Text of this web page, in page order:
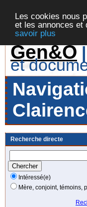
Les cookies nous
et les annonces et
savoir plus
Gen&O
et
Recherche directe
Intéressé(e)
Mère, conjoint, témoins,